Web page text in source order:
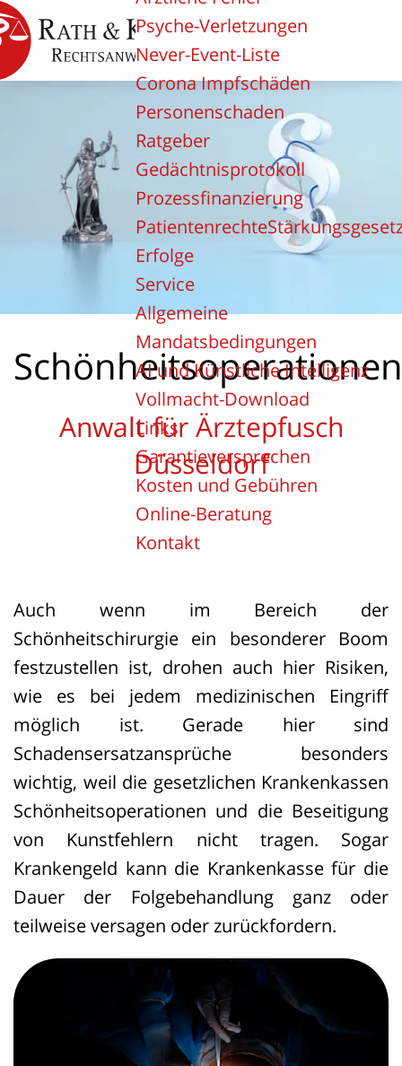
Psyche-Verletzungen
Never-Event-Liste
Corona Impfschäden
Personenschaden
Ratgeber
Gedächtnisprotokoll
Prozessfinanzierung
Erfolge
Service
Allgemeine
Mandatsbedingungen
AI und Künstliche Intelligenz
Vollmacht-Download
Links
Garantieversprechen
Kosten und Gebühren
Online-Beratung
Kontakt
Schönheitsoperationen
Anwalt für Ärztepfusch
Düsseldorf
Auch wenn im Bereich der
Schönheitschirurgie ein besonderer Boom
festzustellen ist, drohen auch hier Risiken,
wie es bei jedem medizinischen Eingriff
möglich ist. Gerade hier sind
Schadensersatzansprüche besonders
wichtig, weil die gesetzlichen Krankenkassen
Schönheitsoperationen und die Beseitigung
von Kunstfehlern nicht tragen. Sogar
Krankengeld kann die Krankenkasse für die
Dauer der Folgebehandlung ganz oder
teilweise versagen oder zurückfordern.